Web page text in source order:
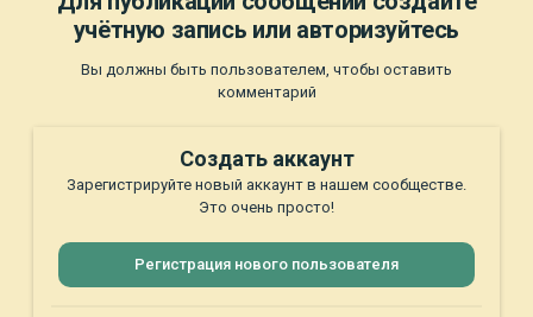
учётную запись или авторизуйтесь
Вы должны быть пользователем, чтобы оставить
комментарий
Создать аккаунт
Зарегистрируйте новый аккаунт в нашем сообществе.
Это очень просто!
Регистрация нового пользователя